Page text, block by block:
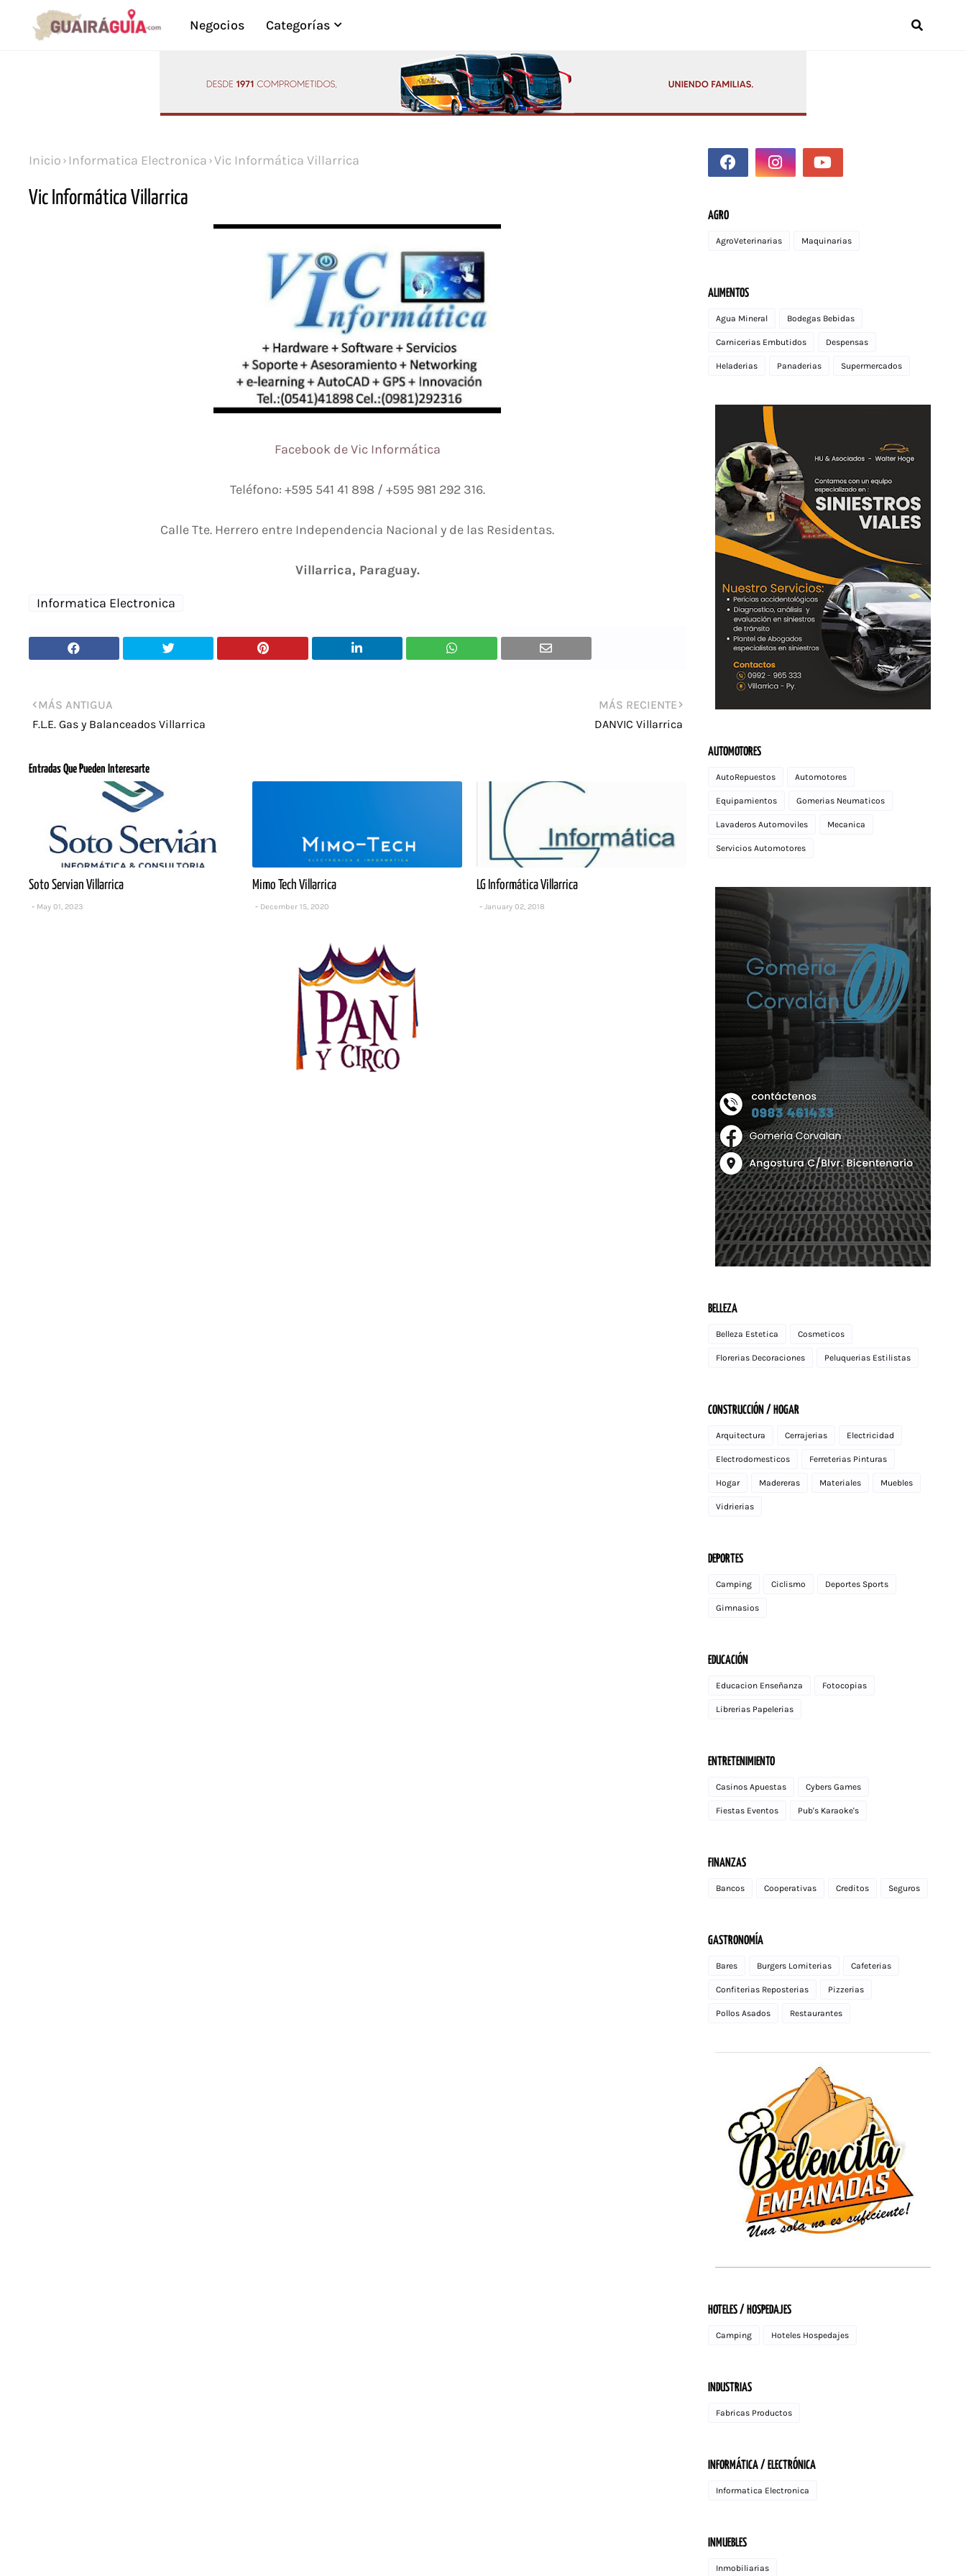
Negocios Categorías
Inicio Informatica Electronica Vic Informática Villarrica
Vic Informática Villarrica
Facebook de Vic Informática
Teléfono: +595 541 41 898 / +595 981 292 316.
Calle Tte. Herrero entre Independencia Nacional y de las Residentas.
Villarrica, Paraguay.
Informatica Electronica
MÁS RECIENTE
DANVIC Villarrica
MÁS ANTIGUA
F.L.E. Gas y Balanceados Villarrica
Entradas Que Pueden Interesarte
Soto Servian Villarrica
May 01, 2023
Mimo Tech Villarrica
December 15, 2020
LG Informática Villarrica
January 02, 2018
AGRO
AgroVeterinarias Maquinarias
ALIMENTOS
Agua Mineral Bodegas Bebidas
Carnicerias Embutidos Despensas
Heladerias Panaderias Supermercados
AUTOMOTORES
AutoRepuestos Automotores
Equipamientos Gomerias Neumaticos
Lavaderos Automoviles Mecanica
Servicios Automotores
BELLEZA
Belleza Estetica Cosmeticos
Florerias Decoraciones Peluquerias Estilistas
CONSTRUCCIÓN / HOGAR
Arquitectura Cerrajerias Electricidad
Electrodomesticos Ferreterias Pinturas
Hogar Madereras Materiales Muebles
Vidrierias
DEPORTES
Camping Ciclismo Deportes Sports
Gimnasios
EDUCACIÓN
Educacion Enseñanza Fotocopias
Librerias Papelerias
ENTRETENIMIENTO
Casinos Apuestas Cybers Games
Fiestas Eventos Pub's Karaoke's
FINANZAS
Bancos Cooperativas Creditos Seguros
GASTRONOMÍA
Bares Burgers Lomiterias Cafeterias
Confiterias Reposterias Pizzerias
Pollos Asados Restaurantes
HOTELES / HOSPEDAJES
Camping Hoteles Hospedajes
INDUSTRIAS
Fabricas Productos
INFORMÁTICA / ELECTRÓNICA
Informatica Electronica
INMUEBLES
Inmobiliarias